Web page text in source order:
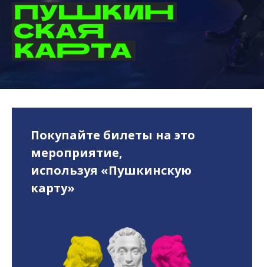
Покупайте билеты на это
мероприятие,
используя «Пушкинскую
карту»